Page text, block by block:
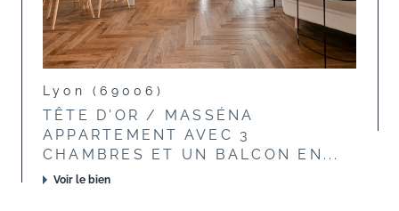
Lyon (69006)
TÊTE D'OR / MASSÉNA
APPARTEMENT AVEC 3
CHAMBRES ET UN BALCON EN...
Voir le bien